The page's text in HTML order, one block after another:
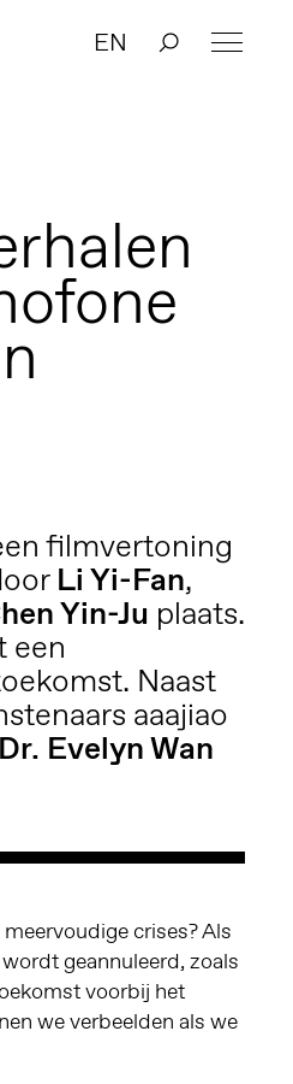
EN
filmvertoning
Li Yi-Fan,
Yin-Ju plaats.
een
Naast
aaajiao
Dr. Evelyn Wan
crises? Als
geannuleerd, zoals
voorbij het
we verbeelden als we